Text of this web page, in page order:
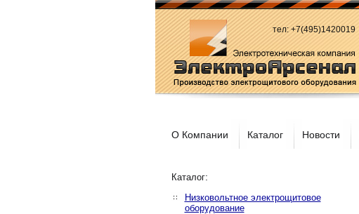
тел: +7(495)1420019
О Компании Каталог Новости
Каталог:
Низковольтное электрощитовое
оборудование